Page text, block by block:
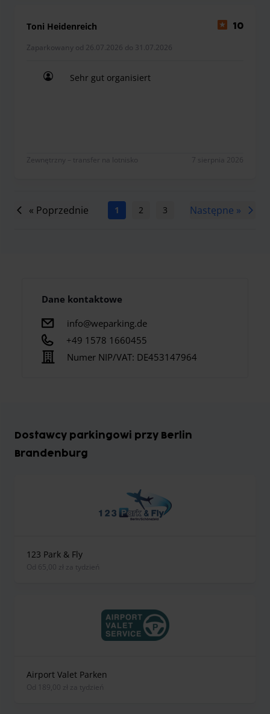
Toni Heidenreich 10
Zaparkowany od 26.07.2026 do 31.07.2026
Sehr gut organisiert
Zewnętrzny – transfer na lotnisko 7 sierpnia 2026
« Poprzednie 1 2 3 4 5 6
Następne »
Dane kontaktowe
info@weparking.de
+49 1578 1660455
Numer NIP/VAT: DE453147964
Dostawcy parkingowi przy Berlin
Brandenburg
123 Park & Fly
od 65,00 zł za tydzień
Airport Valet Parken
od 189,00 zł za tydzień